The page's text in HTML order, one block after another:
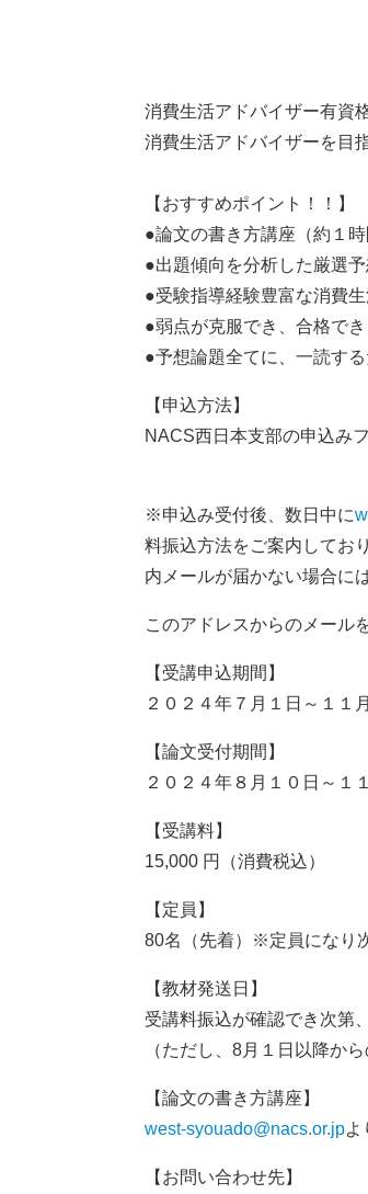
消費生活アドバイザー有資
消費生活アドバイザーを目
【おすすめポイント！！】
●論文の書き方講座（約１
●出題傾向を分析した厳選
●受験指導経験豊富な消費
●弱点が克服でき、合格で
●予想論題全てに、一読す
【申込方法】
NACS西日本支部の申込み
※申込み受付後、数日中に
料振込方法をご案内してお
内メールが届かない場合には
このアドレスからのメール
【受講申込期間】
２０２４年７月１日～１１
【論文受付期間】
２０２４年８月１０日～１
【受講料】
15,000 円（消費税込）
【定員】
80名（先着）※定員になり
【教材発送日】
受講料振込が確認でき次第
（ただし、8月１日以降か
【論文の書き方講座】
west-syouado@nacs.or.jpよ
【お問い合わせ先】